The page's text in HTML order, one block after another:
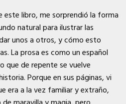
este libro, me sorprendió la forma
natural para ilustrar las
unos a otros, y cómo esto
La prosa es como un español
que de repente se vuelve
Porque en sus páginas, vi
era a la vez familiar y extraño,